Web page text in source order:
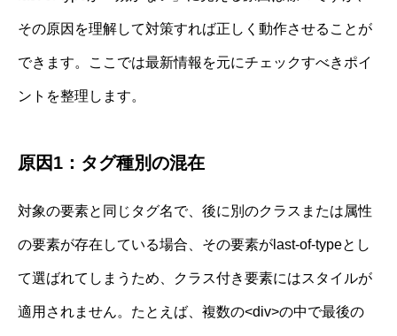
その原因を理解して対策すれば正しく動作させることが
できます。ここでは最新情報を元にチェックすべきポイ
ントを整理します。
原因1：タグ種別の混在
対象の要素と同じタグ名で、後に別のクラスまたは属性
の要素が存在している場合、その要素がlast-of-typeとし
て選ばれてしまうため、クラス付き要素にはスタイルが
適用されません。たとえば、複数の<div>の中で最後の